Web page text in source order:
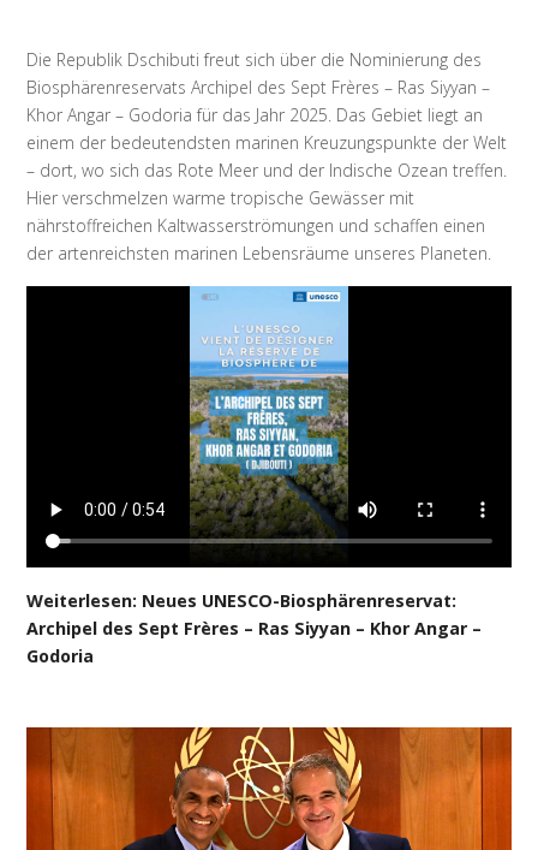
Die Republik Dschibuti freut sich über die Nominierung des
Biosphärenreservats Archipel des Sept Frères – Ras Siyyan –
Khor Angar – Godoria für das Jahr 2025. Das Gebiet liegt an
einem der bedeutendsten marinen Kreuzungspunkte der Welt
– dort, wo sich das Rote Meer und der Indische Ozean treffen.
Hier verschmelzen warme tropische Gewässer mit
nährstoffreichen Kaltwasserströmungen und schaffen einen
der artenreichsten marinen Lebensräume unseres Planeten.
Weiterlesen: Neues UNESCO-Biosphärenreservat:
Archipel des Sept Frères – Ras Siyyan – Khor Angar –
Godoria